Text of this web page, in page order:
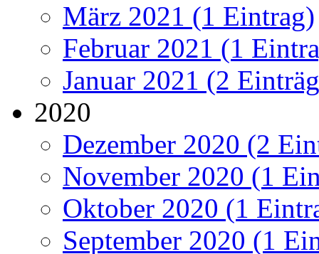
März 2021 (1 Eintrag)
Februar 2021 (1
Januar 2021 (2
2020
Dezember 2020 (2
November 2020 (1
Oktober 2020 (1
September 2020 (1